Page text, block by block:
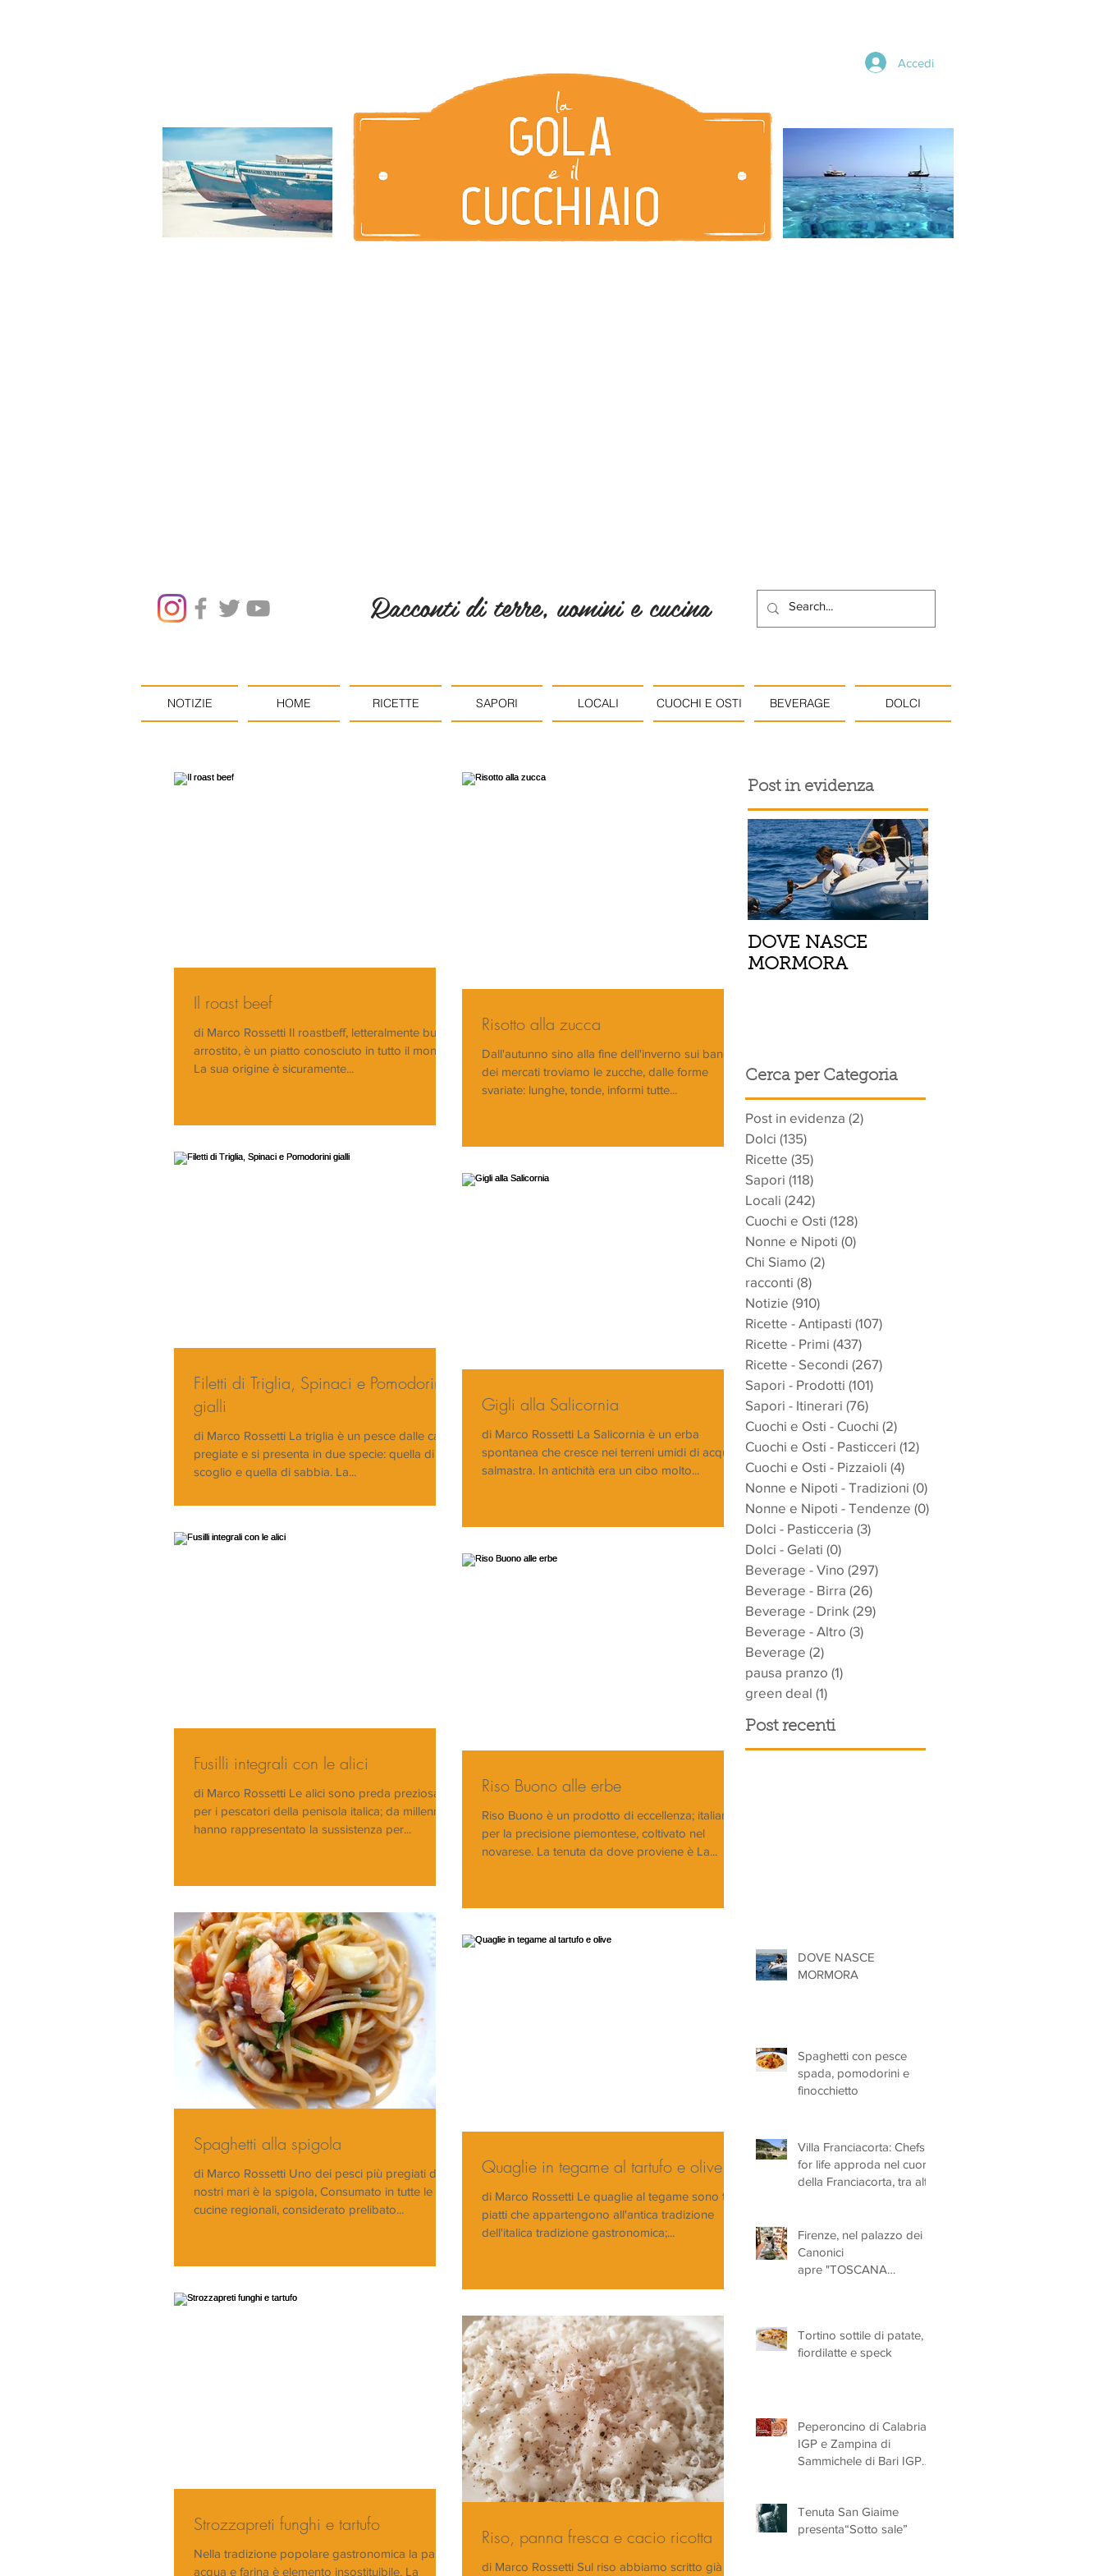
Accedi
Racconti di terre, uomini e cucina
NOTIZIE HOME RICETTE SAPORI LOCALI CUOCHI E OSTI BEVERAGE DOLCI
Il roast beef
di Marco Rossetti Il roastbeff, letteralmente bue
arrostito, è un piatto conosciuto in tutto il mondo.
La sua origine è sicuramente...
Risotto alla zucca
Dall'autunno sino alla fine dell'inverno sui banchi
dei mercati troviamo le zucche, dalle forme
svariate: lunghe, tonde, informi tutte...
Filetti di Triglia, Spinaci e Pomodorini
gialli
di Marco Rossetti La triglia è un pesce dalle carni
pregiate e si presenta in due specie: quella di
scoglio e quella di sabbia. La...
Gigli alla Salicornia
di Marco Rossetti La Salicornia è un erba
spontanea che cresce nei terreni umidi di acqua
salmastra. In antichità era un cibo molto...
Fusilli integrali con le alici
di Marco Rossetti Le alici sono preda preziosa
per i pescatori della penisola italica; da millenni
hanno rappresentato la sussistenza per...
Riso Buono alle erbe
Riso Buono è un prodotto di eccellenza; italiano,
per la precisione piemontese, coltivato nel
novarese. La tenuta da dove proviene è La...
Spaghetti alla spigola
di Marco Rossetti Uno dei pesci più pregiati dei
nostri mari è la spigola, Consumato in tutte le
cucine regionali, considerato prelibato...
Quaglie in tegame al tartufo e olive
di Marco Rossetti Le quaglie al tegame sono tra i
piatti che appartengono all'antica tradizione
dell'italica tradizione gastronomica;...
Strozzapreti funghi e tartufo
Nella tradizione popolare gastronomica la pasta
acqua e farina è elemento insostituibile. La
Riso, panna fresca e cacio ricotta
di Marco Rossetti Sul riso abbiamo scritto già di
Post in evidenza
DOVE NASCE
MORMORA
Cerca per Categoria
Post in evidenza (2)
Dolci (135)
Ricette (35)
Sapori (118)
Locali (242)
Cuochi e Osti (128)
Nonne e Nipoti (0)
Chi Siamo (2)
racconti (8)
Notizie (910)
Ricette - Antipasti (107)
Ricette - Primi (437)
Ricette - Secondi (267)
Sapori - Prodotti (101)
Sapori - Itinerari (76)
Cuochi e Osti - Cuochi (2)
Cuochi e Osti - Pasticceri (12)
Cuochi e Osti - Pizzaioli (4)
Nonne e Nipoti - Tradizioni (0)
Nonne e Nipoti - Tendenze (0)
Dolci - Pasticceria (3)
Dolci - Gelati (0)
Beverage - Vino (297)
Beverage - Birra (26)
Beverage - Drink (29)
Beverage - Altro (3)
Beverage (2)
pausa pranzo (1)
green deal (1)
Post recenti
DOVE NASCE
MORMORA
Spaghetti con pesce
spada, pomodorini e
finocchietto
Villa Franciacorta: Chefs
for life approda nel cuore
della Franciacorta, tra alta
Firenze, nel palazzo dei
Canonici
apre "TOSCANA
Tortino sottile di patate,
fiordilatte e speck
Peperoncino di Calabria
IGP e Zampina di
Sammichele di Bari IGP
Tenuta San Giaime
presenta“Sotto sale”